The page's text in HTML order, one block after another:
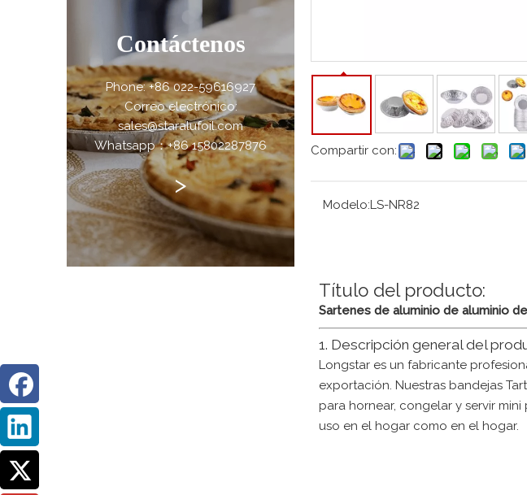
Contáctenos
Phone: +86 022-59616927
Correo electrónico:
sales@staralufoil.com
Whatsapp：+86 15802287876
>
Compartir con:
Modelo:LS-NR82
Título del producto:
Sartenes de aluminio de aluminio
1. Descripción general del
Longstar es un fabricante
exportación. Nuestras bandejas
para hornear, congelar y servir
uso en el hogar como en el hogar.